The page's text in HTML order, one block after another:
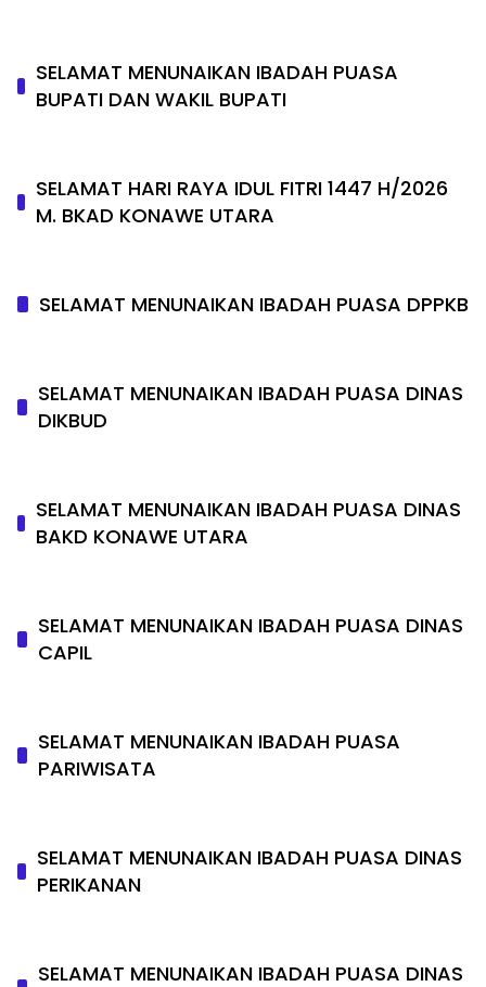
SELAMAT MENUNAIKAN IBADAH PUASA
BUPATI DAN WAKIL BUPATI
SELAMAT HARI RAYA IDUL FITRI 1447 H/2026
M. BKAD KONAWE UTARA
SELAMAT MENUNAIKAN IBADAH PUASA DPPKB
SELAMAT MENUNAIKAN IBADAH PUASA DINAS
DIKBUD
SELAMAT MENUNAIKAN IBADAH PUASA DINAS
BAKD KONAWE UTARA
SELAMAT MENUNAIKAN IBADAH PUASA DINAS
CAPIL
SELAMAT MENUNAIKAN IBADAH PUASA
PARIWISATA
SELAMAT MENUNAIKAN IBADAH PUASA DINAS
PERIKANAN
SELAMAT MENUNAIKAN IBADAH PUASA DINAS